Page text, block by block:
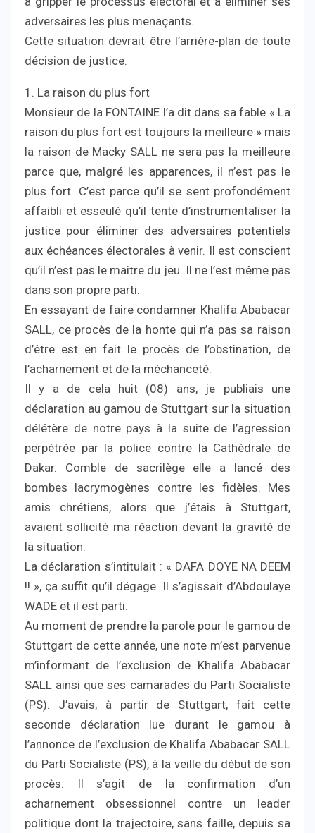
adversaires les plus menaçants.
Cette situation devrait être l’arrière-plan de toute
décision de justice.
1. La raison du plus fort
Monsieur de la FONTAINE l’a dit dans sa fable « La
raison du plus fort est toujours la meilleure » mais
la raison de Macky SALL ne sera pas la meilleure
parce que, malgré les apparences, il n’est pas le
plus fort. C’est parce qu’il se sent profondément
affaibli et esseulé qu’il tente d’instrumentaliser la
justice pour éliminer des adversaires potentiels
aux échéances électorales à venir. Il est conscient
qu’il n’est pas le maitre du jeu. Il ne l’est même pas
dans son propre parti.
En essayant de faire condamner Khalifa Ababacar
SALL, ce procès de la honte qui n’a pas sa raison
d’être est en fait le procès de l’obstination, de
l’acharnement et de la méchanceté.
Il y a de cela huit (08) ans, je publiais une
déclaration au gamou de Stuttgart sur la situation
délétère de notre pays à la suite de l’agression
perpétrée par la police contre la Cathédrale de
Dakar. Comble de sacrilège elle a lancé des
bombes lacrymogènes contre les fidèles. Mes
amis chrétiens, alors que j’étais à Stuttgart,
avaient sollicité ma réaction devant la gravité de
la situation.
La déclaration s’intitulait : « DAFA DOYE NA DEEM
!! », ça suffit qu’il dégage. Il s’agissait d’Abdoulaye
WADE et il est parti.
Au moment de prendre la parole pour le gamou de
Stuttgart de cette année, une note m’est parvenue
m’informant de l’exclusion de Khalifa Ababacar
SALL ainsi que ses camarades du Parti Socialiste
(PS). J’avais, à partir de Stuttgart, fait cette
seconde déclaration lue durant le gamou à
l’annonce de l’exclusion de Khalifa Ababacar SALL
du Parti Socialiste (PS), à la veille du début de son
procès. Il s’agit de la confirmation d’un
acharnement obsessionnel contre un leader
politique dont la trajectoire, sans faille, depuis sa